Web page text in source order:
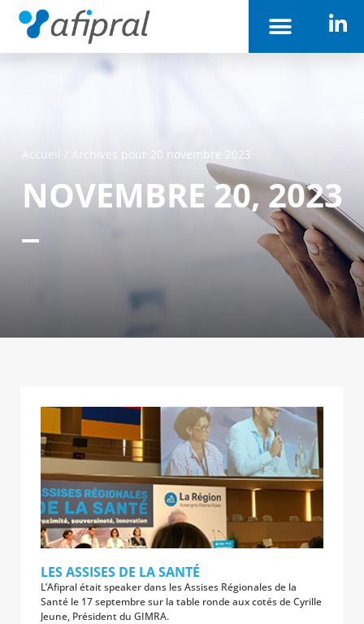
Accueil / Archives pour 20 novembre 2023
NOVEMBRE 20, 2023
LES ASSISES DE LA SANTÉ
L’Afipral était speaker dans les Assises Régionales de la
Santé le 17 septembre sur la table ronde aux cotés de Cyrille
Jeune, Président du GIMRA.